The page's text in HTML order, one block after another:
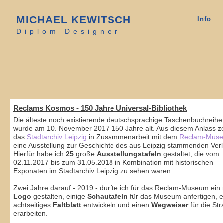
MICHAEL KEWITSCH
Diplom Designer
Info
Reclams Kosmos - 150 Jahre Universal-Bibliothek
Die älteste noch existierende deutschsprachige Taschenbuchreihe
wurde am 10. November 2017 150 Jahre alt. Aus diesem Anlass
das Stadtarchiv Leipzig in Zusammenarbeit mit dem Reclam-
eine Ausstellung zur Geschichte des aus Leipzig stammenden
Hierfür habe ich 25 große Ausstellungstafeln gestaltet, die vom
02.11.2017 bis zum 31.05.2018 in Kombination mit historischen
Exponaten im Stadtarchiv Leipzig zu sehen waren.
Zwei Jahre darauf - 2019 - durfte ich für das Reclam-Museum ein
Logo gestalten, einige Schautafeln für das Museum anfertigen,
achtseitiges Faltblatt entwickeln und einen Wegweiserfür die
erarbeiten.